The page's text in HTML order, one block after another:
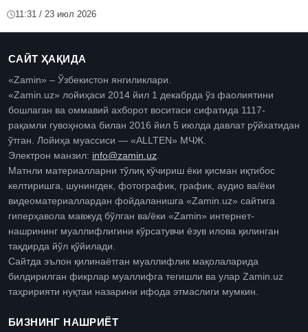
11:31 / 23 июл 2026
САЙТ ҲАҚИДА
«Zamin» – Ўзбекистон янгиликлари.
«Zamin.uz» лойиҳаси 2014 йил 1 декабрда ўз фаолиятини
бошлаган ва оммавий ахборот воситаси сифатида 1117-
рақамли гувоҳнома билан 2016 йил 5 июлда давлат рўйхатидан
ўтган. Лойиҳа муассиси — «ALLTEN» МЧЖ.
Электрон манзил: info@zamin.uz.
Матнли материалларни тўлиқ кўчириш ёки қисман иқтибос
келтиришга, шунингдек, фотографик, график, аудио ва/ёки
видеоматериаллардан фойдаланишга «Zamin.uz» сайтига
гиперҳавола мавжуд бўлган ва/ёки «Zamin» интернет-
нашрининг муаллифлигини кўрсатувчи ёзув илова қилинган
тақдирда йўл қўйилади.
Сайтда эълон қилинаётган муаллифлик мақолаларида
билдирилган фикрлар муаллифга тегишли ва улар Zamin.uz
таҳририяти нуқтаи назарини ифода этмаслиги мумкин.
БИЗНИНГ НАШРИЁТ